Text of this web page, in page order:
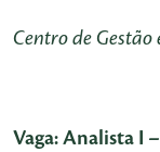
Centro de Gestão
Vaga: Analista I